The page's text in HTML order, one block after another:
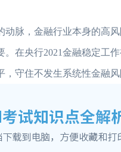
动脉，金融行业本身的高
。在央行2021金融稳定工
，守住不发生系统性金融